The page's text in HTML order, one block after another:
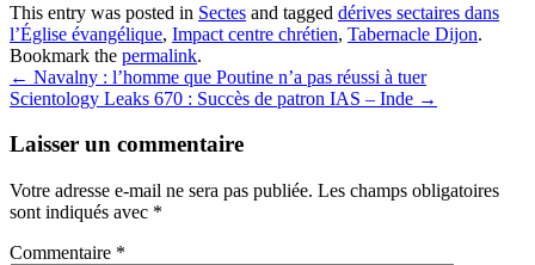
This entry was posted in Sectes and tagged dérives sectaires dans
l’Église évangélique, Impact centre chrétien, Tabernacle Dijon.
Bookmark the permalink.
Post
navigation
← Navalny : l’homme que Poutine n’a pas réussi à tuer
Scientology Leaks 670 : Succès de patron IAS – Inde →
Laisser un commentaire
Votre adresse e-mail ne sera pas publiée. Les champs obligatoires
sont indiqués avec *
Commentaire *